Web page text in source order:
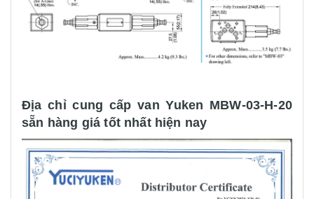
Địa chỉ cung cấp van Yuken MBW-03-H-20
sẵn hàng giá tốt nhất hiện nay